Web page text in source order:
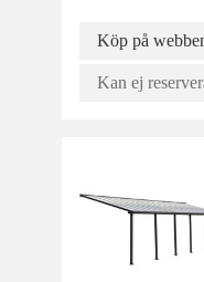
Köp på
Kan ej